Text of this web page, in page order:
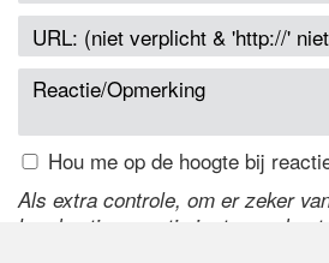
Hou me op de hoogte bij
Als extra controle, om er zeker
handmatige reactie is, typ